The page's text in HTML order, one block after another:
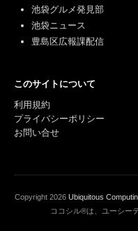
池袋グルメ発見部
池袋ニュース
豊島区広報課配信
このサイトについて
利用規約
プライバシーポリシー
お問い合せ
Copyright 2026 Ubiquitous
ココシル®は、ユーシー